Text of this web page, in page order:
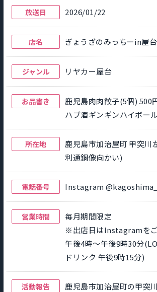
放送日 2026/01/22
店名 ぎょうざのみっちーin屋台
ジャンル リヤカー屋台
お品書き
鹿児島肉肉餃子(5個) 500
ハブ酒ギンギンハイボー
所在地
鹿児島市加治屋町 甲突川
利通銅像向かい)
電話番号 Instagram
営業時間
毎月期間限定
※出店日はInstagramを
午後4時～午後9時30分
ドリンク 午後9時15分)
活動報告
鹿児島市加治屋町の甲突